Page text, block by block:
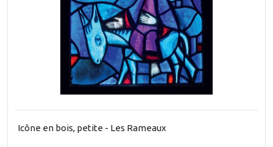
Icône en bois, petite - Les Rameaux